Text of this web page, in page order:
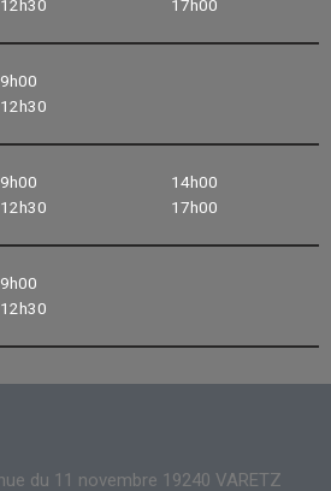
12h30
17h00
9h00
12h30
9h00
12h30
14h00
17h00
9h00
12h30
du 11 novembre 19240 VARETZ